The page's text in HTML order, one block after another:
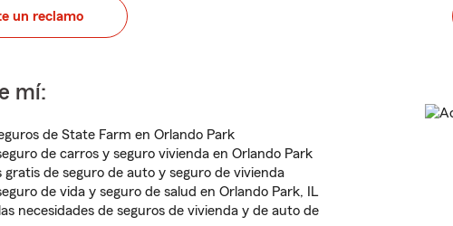
un reclamo
mí:
de State Farm en Orlando Park
de carros y seguro vivienda en Orlando Park
gratis de seguro de auto y seguro de vivienda
de vida y seguro de salud en Orlando Park, IL
necesidades de seguros de vivienda y de auto de